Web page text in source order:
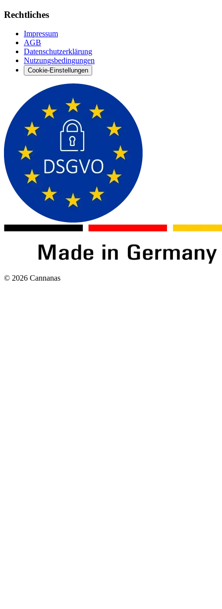
Rechtliches
Impressum
AGB
Datenschutzerklärung
Nutzungsbedingungen
Cookie-Einstellungen
© 2026 Cannanas